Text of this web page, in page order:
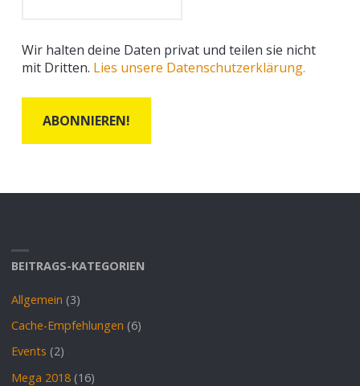
Wir halten deine Daten privat und teilen sie nicht
mit Dritten. Lies unsere Datenschutzerklärung.
BEITRAGS-KATEGORIEN
Allgemein (3)
Cache-Empfehlungen (6)
Events (2)
Mega 2018 (16)